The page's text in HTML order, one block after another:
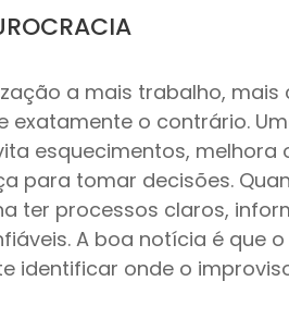
a mais trabalho, mais
exatamente o contrário.
esquecimentos, melhora
para tomar decisões.
ter processos claros,
A boa notícia é que
identificar onde o